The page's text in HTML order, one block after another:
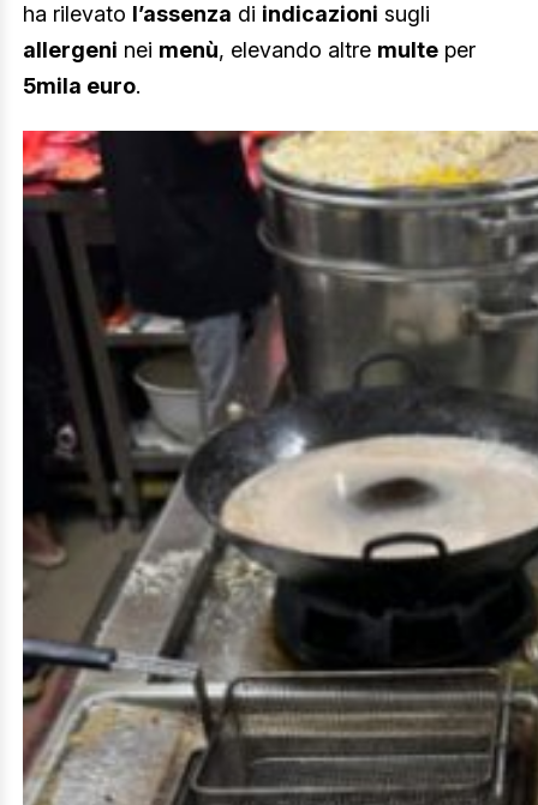
ha rilevato l’assenza di indicazioni sugli
allergeni nei menù, elevando altre multe per
5mila euro.